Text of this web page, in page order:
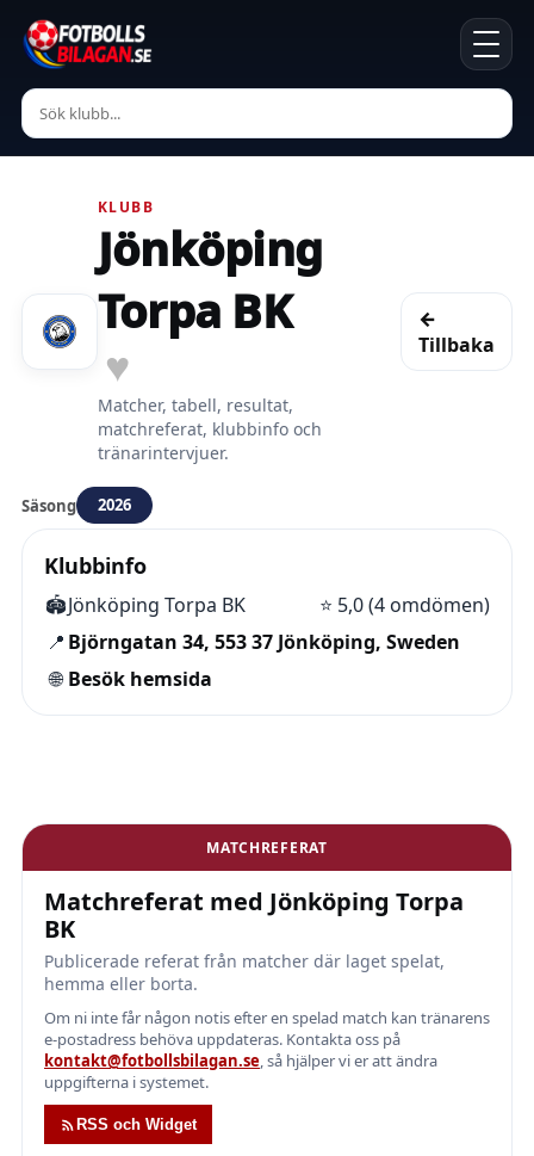
KLUBB
Jönköping
Torpa BK
♥
Matcher, tabell, resultat,
matchreferat, klubbinfo och
tränarintervjuer.
←
Tillbaka
Säsong 2026
Klubbinfo
🏟️Jönköping Torpa BK ⭐ 5,0 (4 omdömen)
📍 Björngatan 34, 553 37 Jönköping, Sweden
🌐 Besök hemsida
MATCHREFERAT
Matchreferat med Jönköping Torpa
BK
Publicerade referat från matcher där laget spelat,
hemma eller borta.
Om ni inte får någon notis efter en spelad match kan tränarens
e-postadress behöva uppdateras. Kontakta oss på
kontakt@fotbollsbilagan.se, så hjälper vi er att ändra
uppgifterna i systemet.
RSS och Widget